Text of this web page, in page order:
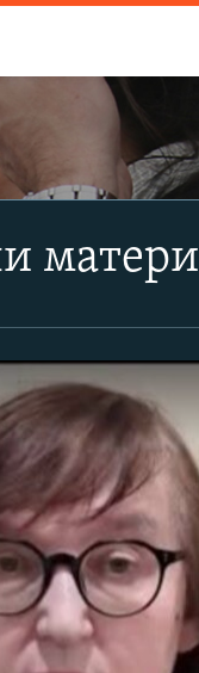
матери